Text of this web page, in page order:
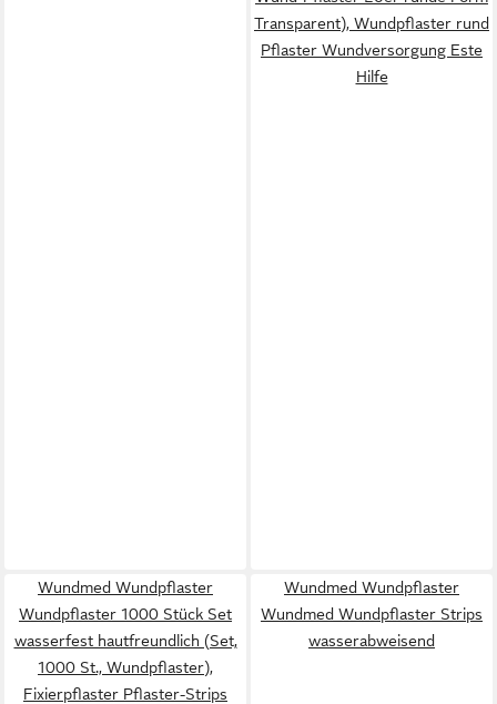
Transparent), Wundpflaster rund
Pflaster Wundversorgung Este
Hilfe
Wundmed Wundpflaster
Wundpflaster 1000 Stück Set
wasserfest hautfreundlich (Set,
1000 St., Wundpflaster),
Fixierpflaster Pflaster-Strips
Wundmed Wundpflaster
Wundmed Wundpflaster Strips
wasserabweisend